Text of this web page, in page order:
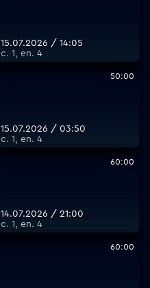
15.07.2026 / 14:05
с. 1, еп. 4
50:00
15.07.2026 / 03:50
с. 1, еп. 4
60:00
14.07.2026 / 21:00
с. 1, еп. 4
60:00